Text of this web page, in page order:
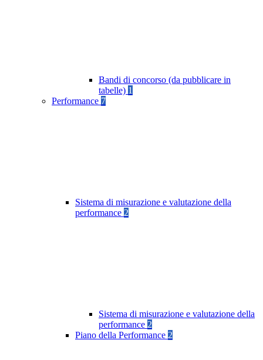
Bandi di concorso (da pubblicare in
tabelle) 1
Performance 7
Sistema di misurazione e valutazione della
performance 2
Sistema di misurazione e valutazione della
performance 2
Piano della Performance 2